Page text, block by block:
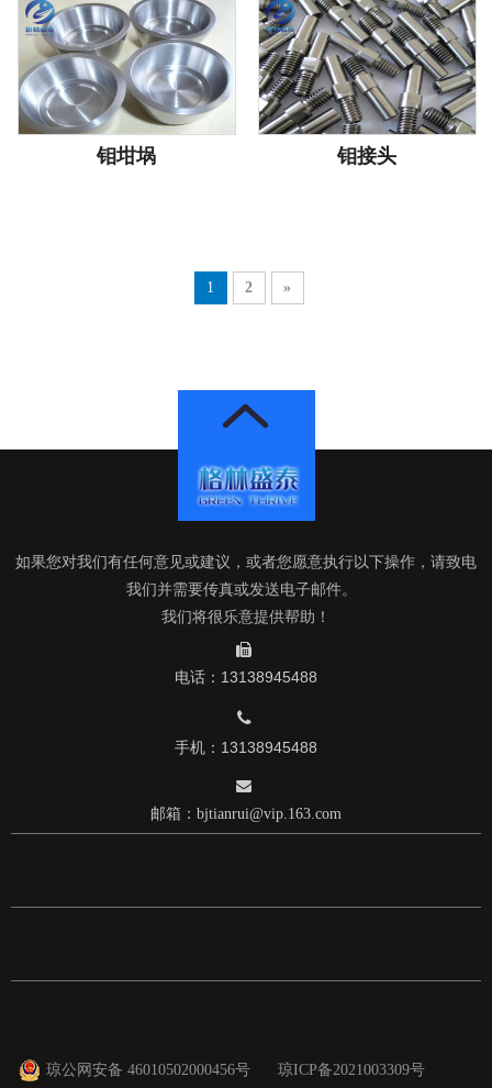
钼坩埚 钼接头
1 2 »
如果您对我们有任何意见或建议，或者您愿意执行以下操作，请致电
我们并需要传真或发送电子邮件。
我们将很乐意提供帮助！

电话：13138945488

手机：13138945488

邮箱： bjtianrui@vip.163.com
琼公网安备 46010502000456号 琼ICP备2021003309号